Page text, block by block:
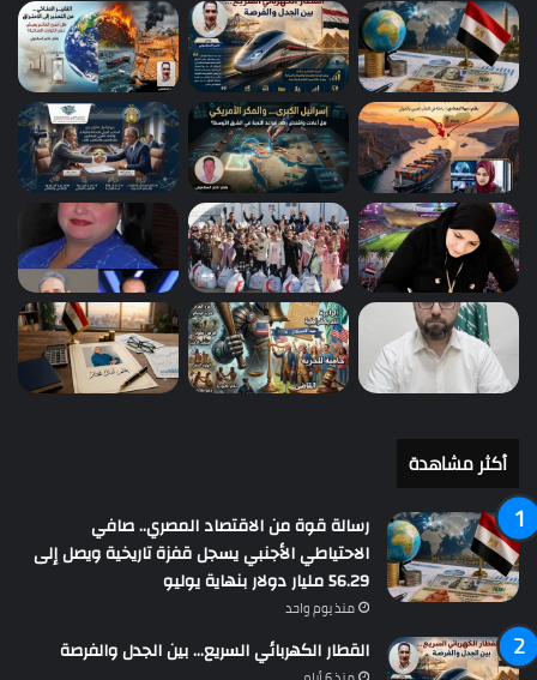
أكثر مشاهدة
رسالة قوة من الاقتصاد المصري.. صافي
الاحتياطي الأجنبي يسجل قفزة تاريخية ويصل إلى
56.29 مليار دولار بنهاية يوليو
منذ يوم واحد
القطار الكهربائي السريع… بين الجدل والفرصة